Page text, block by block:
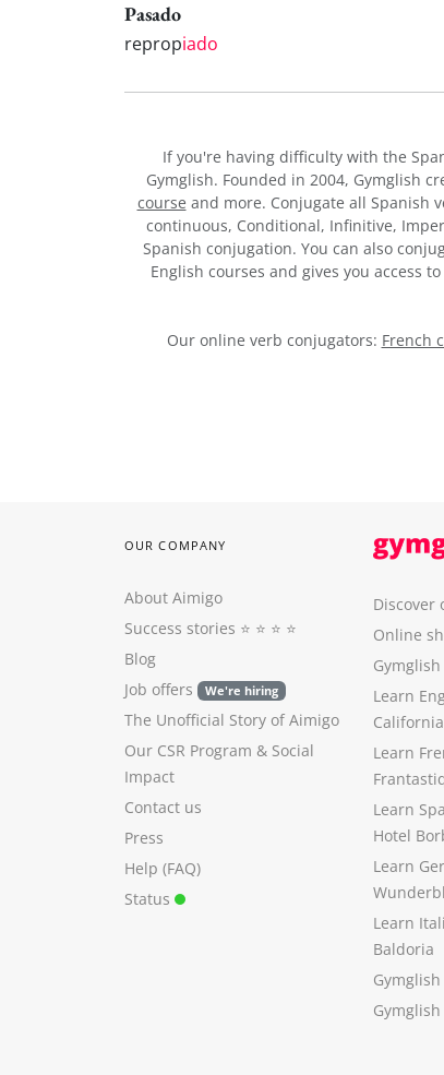
Pasado
repropiado
If you're having difficulty with the
Gymglish. Founded in 2004, Gymglish
course and more. Conjugate all Spanish
continuous, Conditional, Infinitive,
Spanish conjugation. You can also
English courses and gives you access
Our online verb conjugators: French
OUR COMPANY
About Aimigo
Success stories ⭐️ ⭐️ ⭐️ ⭐️
Blog
Job offers
We're hiring
The Unofficial Story of Aimigo
Our CSR Program & Social
Impact
Contact us
Press
Help (FAQ)
Status
Discover
Online
Learn
California
Learn
Learn
Hotel
Learn
Learn
Baldoria